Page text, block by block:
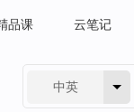
品课 云笔记
中英